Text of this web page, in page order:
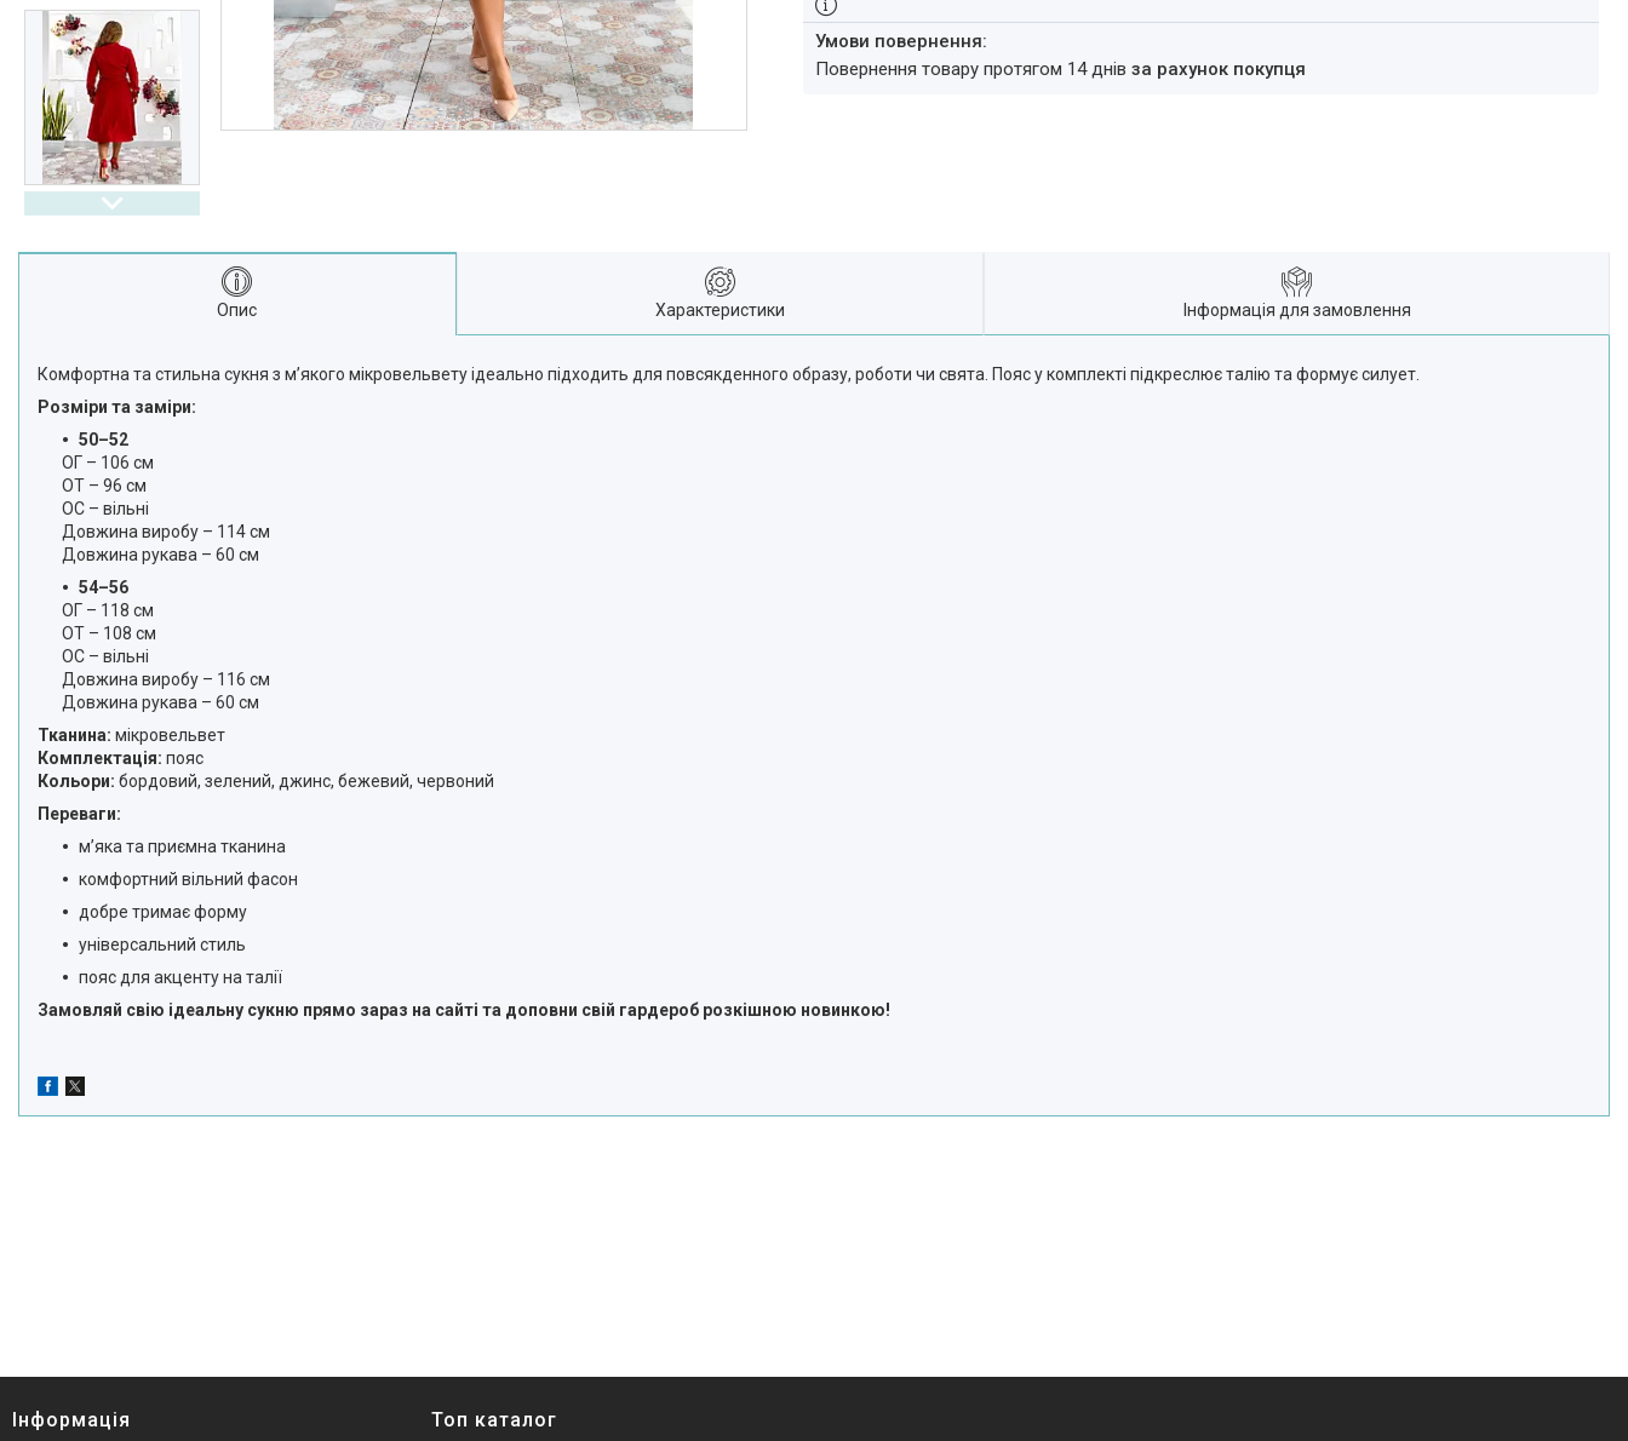
повернення товару протягом 14 днів за рахунок покупця
Опис Характеристики Інформація для замовлення
Комфортна та стильна сукня з м’якого мікровельвету ідеально підходить для повсякденного образу, роботи чи свята. Пояс у комплекті підкреслює талію та формує силует.
Розміри та заміри:
50–52
ОГ – 106 см
ОТ – 96 см
ОС – вільні
Довжина виробу – 114 см
Довжина рукава – 60 см
54–56
ОГ – 118 см
ОТ – 108 см
ОС – вільні
Довжина виробу – 116 см
Довжина рукава – 60 см
Тканина: мікровельвет
Комплектація: пояс
Кольори: бордовий, зелений, джинс, бежевий, червоний
Переваги:
м’яка та приємна тканина
комфортний вільний фасон
добре тримає форму
універсальний стиль
пояс для акценту на талії
Замовляй свію ідеальну сукню прямо зараз на сайті та доповни свій гардероб розкішною новинкою!
Інформація Топ каталог